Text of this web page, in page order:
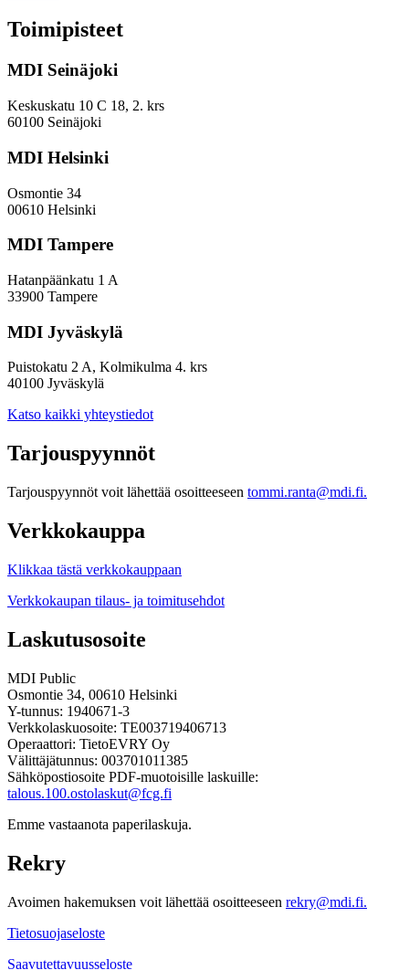
ja
kehyskunnat
parantaa
EVP-
indeksissä?
Toimipisteet
MDI Seinäjoki
Keskuskatu 10 C 18, 2. krs
60100 Seinäjoki
MDI Helsinki
Osmontie 34
00610 Helsinki
MDI Tampere
Hatanpäänkatu 1 A
33900 Tampere
MDI Jyväskylä
Puistokatu 2 A, Kolmikulma 4. krs
40100 Jyväskylä
Katso kaikki yhteystiedot
Tarjouspyynnöt
Tarjouspyynnöt voit lähettää osoitteeseen tommi.ranta@mdi.fi.
Verkkokauppa
Klikkaa tästä verkkokauppaan
Verkkokaupan tilaus- ja toimitusehdot
Laskutusosoite
MDI Public
Osmontie 34, 00610 Helsinki
Y-tunnus: 1940671-3
Verkkolaskuosoite: TE003719406713
Operaattori: TietoEVRY Oy
Välittäjätunnus: 003701011385
Sähköpostiosoite PDF-muotoisille laskuille:
talous.100.ostolaskut@fcg.fi
Emme vastaanota paperilaskuja.
Rekry
Avoimen hakemuksen voit lähettää osoitteeseen rekry@mdi.fi.
Tietosuojaseloste
Saavutettavuusseloste